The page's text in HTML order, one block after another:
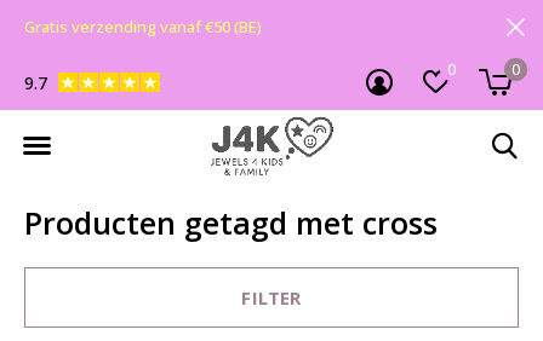
0 0
9.7
Gratis verzending vanaf €50 (BE)
Producten getagd met cross
FILTER